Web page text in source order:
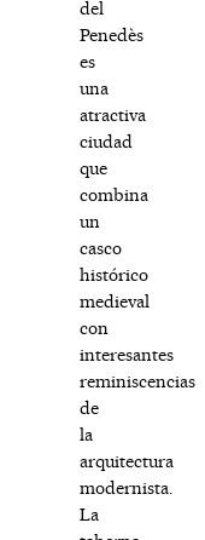
del
Penedès
es
una
atractiva
ciudad
que
combina
un
casco
histórico
medieval
con
interesantes
reminiscencias
de
la
arquitectura
modernista.
La